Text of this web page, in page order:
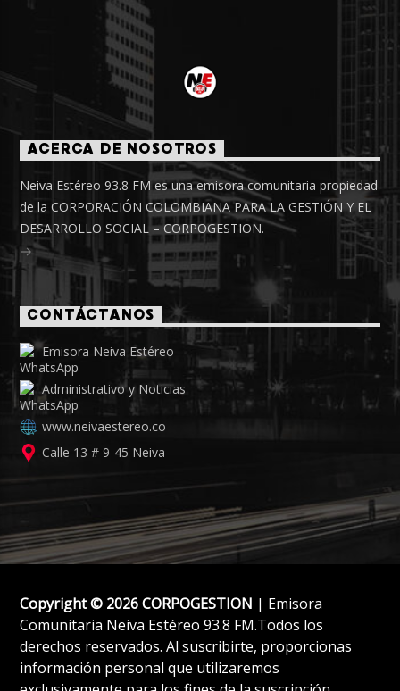
ACERCA DE NOSOTROS
Neiva Estéreo 93.8 FM es una emisora comunitaria propiedad
de la CORPORACIÓN COLOMBIANA PARA LA GESTIÓN Y EL
DESARROLLO SOCIAL – CORPOGESTION.
CONTÁCTANOS
Emisora Neiva Estéreo
Administrativo y Noticias
www.neivaestereo.co
Calle 13 # 9-45 Neiva
Copyright © 2026 CORPOGESTION | Emisora
Comunitaria Neiva Estéreo 93.8 FM.Todos los
derechos reservados. Al suscribirte, proporcionas
información personal que utilizaremos